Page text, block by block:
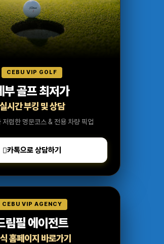
CEBU VIP GOLF
부 골프 최저가
실시간 부킹 및 상담
저렴한 명문코스 & 전용 차량 픽업
카톡으로 상담하기
CEBU VIP AGENCY
림필 에이전트
홈페이지 바로가기